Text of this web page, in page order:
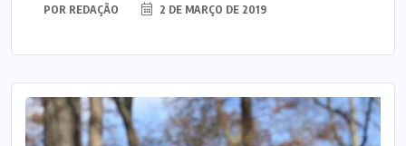
POR REDAÇÃO 2 DE MARÇO DE 2019